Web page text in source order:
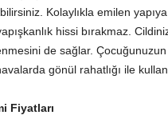
Kolaylıkla emilen
hissi bırakmaz.
de sağlar.
gönül rahatlığı ile
Fiyatları